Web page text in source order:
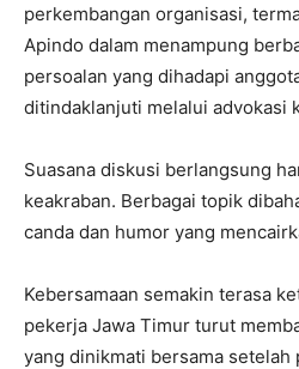
perkembangan organisasi,
Apindo dalam menampung
persoalan yang dihadapi
ditindaklanjuti melalui advokasi
Suasana diskusi berlangsung
keakraban. Berbagai topik
canda dan humor yang
Kebersamaan semakin terasa
pekerja Jawa Timur turut
yang dinikmati bersama